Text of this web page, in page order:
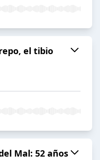
el tibio
Mal: 52 años